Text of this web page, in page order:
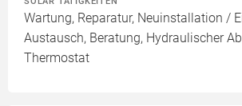
Wartung, Reparatur, Neuinstallation /
Austausch, Beratung, Hydraulischer
Thermostat